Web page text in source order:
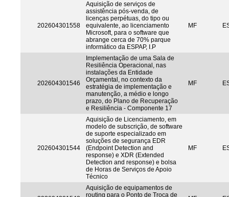
202604301558
Aquisição de serviços de
assistência pós-venda, de
licenças perpétuas, do tipo ou
equivalente, ao licenciamento
Microsoft, para o software que
abrange cerca de 70% parque
informático da ESPAP, I.P
MF
202604301546
Implementação de uma Sala de
Resiliência Operacional, nas
instalações da Entidade
Orçamental, no contexto da
estratégia de implementação e
manutenção, a médio e longo
prazo, do Plano de Recuperação
e Resiliência - Componente 17
MF
202604301544
Aquisição de Licenciamento, em
modelo de subscrição, de software
de suporte especializado em
soluções de segurança EDR
(Endpoint Detection and
response) e XDR (Extended
Detection and response) e bolsa
de Horas de Serviços de Apoio
Técnico
MF
Aquisição de equipamentos de
routing para o Ponto de Troca de